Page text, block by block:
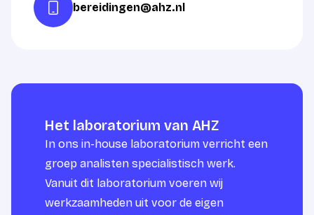
bereidingen@ahz.nl
Het laboratorium van AHZ
In ons in-house laboratorium verricht een
groep analisten specialistisch werk.
Vanuit dit laboratorium voeren wij
werkzaamheden uit voor de eigen